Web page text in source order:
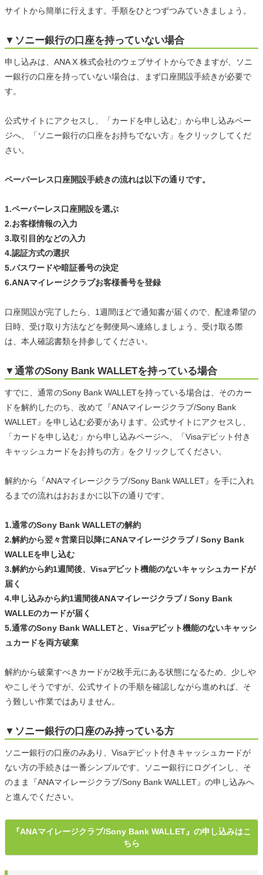
サイトから簡単に行えます。手順をひとつずつみていきましょう。
▼ソニー銀行の口座を持っていない場合
申し込みは、ANA X 株式会社のウェブサイトからできますが、ソニ
ー銀行の口座を持っていない場合は、まず口座開設手続きが必要で
す。
公式サイトにアクセスし、「カードを申し込む」から申し込みペー
ジへ、「ソニー銀行の口座をお持ちでない方」をクリックしてくだ
さい。
ペーパーレス口座開設手続きの流れは以下の通りです。
1.ペーパーレス口座開設を選ぶ
2.お客様情報の入力
3.取引目的などの入力
4.認証方式の選択
5.パスワードや暗証番号の決定
6.ANAマイレージクラブお客様番号を登録
口座開設が完了したら、1週間ほどで通知書が届くので、配達希望の
日時、受け取り方法などを郵便局へ連絡しましょう。受け取る際
は、本人確認書類を持参してください。
▼通常のSony Bank WALLETを持っている場合
すでに、通常のSony Bank WALLETを持っている場合は、そのカー
ドを解約したのち、改めて『ANAマイレージクラブ/Sony Bank
WALLET』を申し込む必要があります。公式サイトにアクセスし、
「カードを申し込む」から申し込みページへ、「Visaデビット付き
キャッシュカードをお持ちの方」をクリックしてください。
解約から『ANAマイレージクラブ/Sony Bank WALLET』を手に入れ
るまでの流れはおおまかに以下の通りです。
1.通常のSony Bank WALLETの解約
2.解約から翌々営業日以降にANAマイレージクラブ / Sony Bank
WALLEを申し込む
3.解約から約1週間後、Visaデビット機能のないキャッシュカードが
届く
4.申し込みから約1週間後ANAマイレージクラブ / Sony Bank
WALLEのカードが届く
5.通常のSony Bank WALLETと、Visaデビット機能のないキャッシ
ュカードを両方破棄
解約から破棄すべきカードが2枚手元にある状態になるため、少しや
やこしそうですが、公式サイトの手順を確認しながら進めれば、そ
う難しい作業ではありません。
▼ソニー銀行の口座のみ持っている方
ソニー銀行の口座のみあり、Visaデビット付きキャッシュカードが
ない方の手続きは一番シンプルです。ソニー銀行にログインし、そ
のまま『ANAマイレージクラブ/Sony Bank WALLET』の申し込みへ
と進んでください。
『ANAマイレージクラブ/Sony Bank WALLET』の申し込みはこ
ちら